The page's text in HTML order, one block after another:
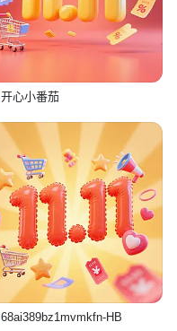
开心小番茄
68ai389bz1mvmkfn-HB